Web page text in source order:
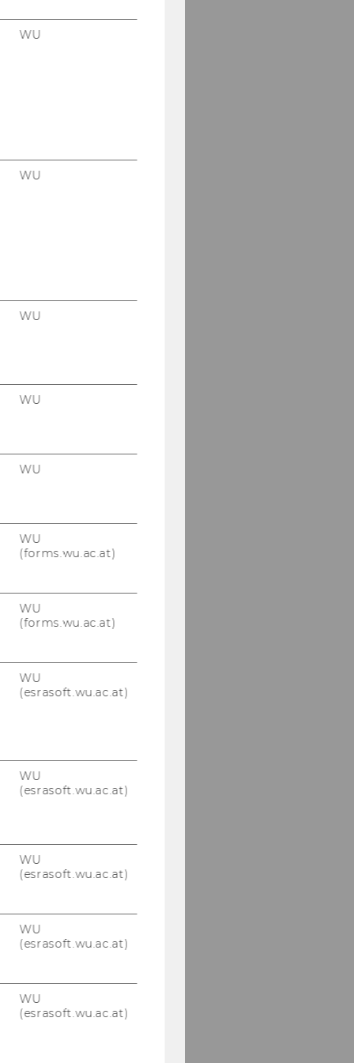
WU
WU
WU
WU
WU
WU
(forms.wu.ac.at)
WU
(forms.wu.ac.at)
WU
(esrasoft.wu.ac.at)
WU
(esrasoft.wu.ac.at)
WU
(esrasoft.wu.ac.at)
WU
(esrasoft.wu.ac.at)
WU
(esrasoft.wu.ac.at)